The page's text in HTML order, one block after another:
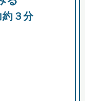
約３分